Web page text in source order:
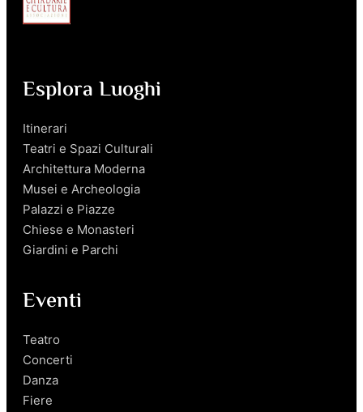
Esplora Luoghi
Itinerari
Teatri e Spazi Culturali
Architettura Moderna
Musei e Archeologia
Palazzi e Piazze
Chiese e Monasteri
Giardini e Parchi
Eventi
Teatro
Concerti
Danza
Fiere